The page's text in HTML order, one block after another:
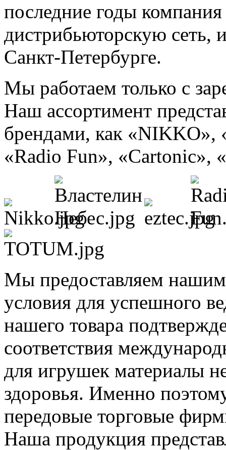
последние годы компания
дистрибьюторскую сеть,
Санкт-Петербурге.
Мы работаем только с
Наш ассортимент
брендами, как «NIKKO»,
«Radio Fun», «Cartonic»,
Мы предоставляем
условия для успешного
нашего товара
соответствия
для игрушек материалы
здоровья. Именно
передовые торговые
Наша продукция